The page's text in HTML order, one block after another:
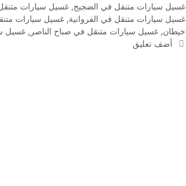
غسيل سيارات متنقل في الضجيج, غسيل سيارات
غسيل سيارات متنقل في الفروانية, غسيل سيارات
خيطان, غسيل سيارات متنقل في صباح الناصر , غسيل
أضف تعليق